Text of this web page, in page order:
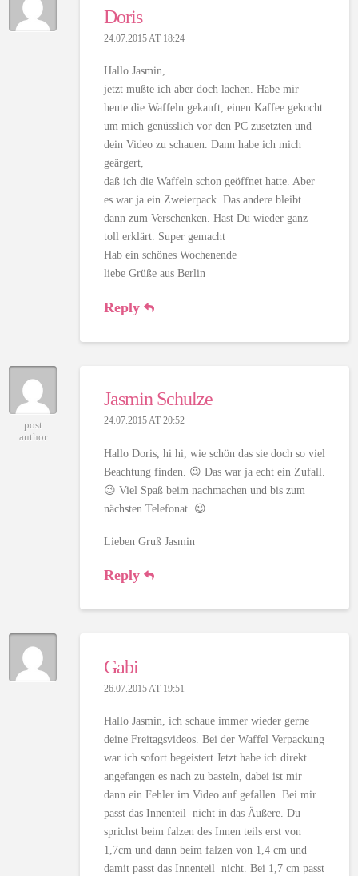
Doris
24.07.2015 AT 18:24
Hallo Jasmin,
jetzt mußte ich aber doch lachen. Habe mir
heute die Waffeln gekauft, einen Kaffee gekocht
um mich genüsslich vor den PC zusetzten und
dein Video zu schauen. Dann habe ich mich
geärgert,
daß ich die Waffeln schon geöffnet hatte. Aber
es war ja ein Zweierpack. Das andere bleibt
dann zum Verschenken. Hast Du wieder ganz
toll erklärt. Super gemacht
Hab ein schönes Wochenende
liebe Grüße aus Berlin
Reply
post
author
Jasmin Schulze
24.07.2015 AT 20:52
Hallo Doris, hi hi, wie schön das sie doch so viel
Beachtung finden. 😉 Das war ja echt ein Zufall.
😉 Viel Spaß beim nachmachen und bis zum
nächsten Telefonat. 😉
Lieben Gruß Jasmin
Reply
Gabi
26.07.2015 AT 19:51
Hallo Jasmin, ich schaue immer wieder gerne
deine Freitagsvideos. Bei der Waffel Verpackung
war ich sofort begeistert.Jetzt habe ich direkt
angefangen es nach zu basteln, dabei ist mir
dann ein Fehler im Video auf gefallen. Bei mir
passt das Innenteil nicht in das Äußere. Du
sprichst beim falzen des Innen teils erst von
1,7cm und dann beim falzen von 1,4 cm und
damit passt das Innenteil nicht. Bei 1,7 cm passt